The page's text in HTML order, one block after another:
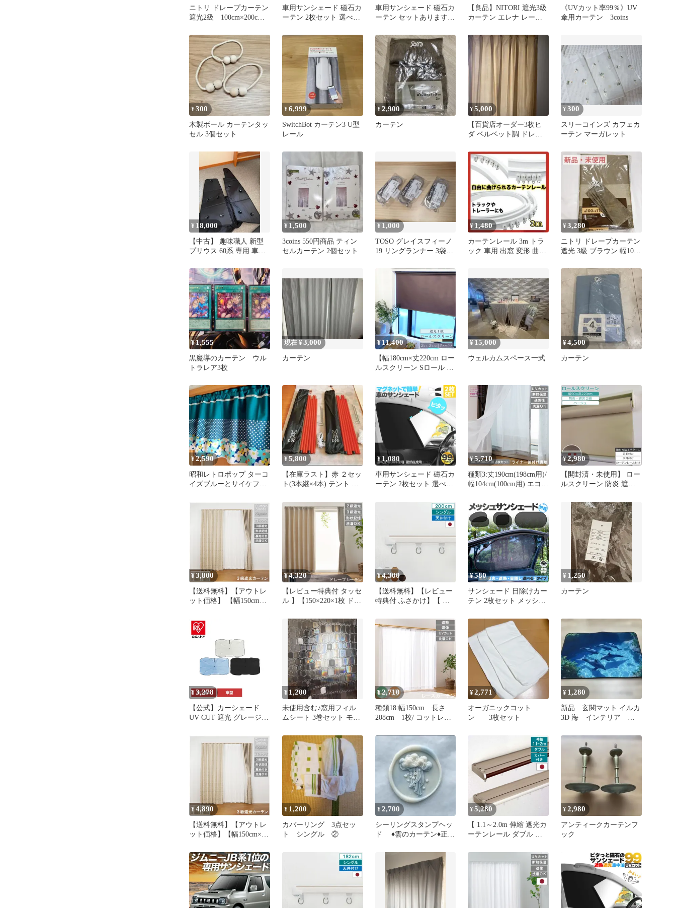
ニトリ ドレープカーテン
遮光2級 100cm×200cm 3
車用サンシェード 磁石カ
ーテン 2枚セット 選べる
UVカット 遮光 遮熱 車
軽量 40g 折りたたみ ひよ
け プライバシー保護 く
るま用 カーシェード カ
ー用品 紫外線 車中泊 車
内温度管理
車用サンシェード 磁石カ
ーテン セットあります
テン UVカット 遮光 遮熱
車 軽量 40g 折りたたみ
ひよけ プライバシー保護
くるま用 カーシェード
カー用品 紫外線 車中泊
車内温度管理
【良品】NITORI 遮光3級
カーテン エレナ レース
リ
《UVカット率99％》UV
傘用カーテン 3coins
¥300
木製ボール カーテンタッ
セル 3個セット
¥6,999
SwitchBot カーテン3 U型
レール
¥2,900
カーテン
¥5,000
【百貨店オーダー3枚ヒ
ダ ベルベット調 ドレー
セット
¥300
スリーコインズ カフェカ
ーテン マーガレット
¥ 18,000
【中古】 趣味職人 新型
プリウス 60系 専用 車カ
¥ 1,500
3coins 550円商品 ティン
セルカーテン 2個セット
¥ 1,000
TOSO グレイスフィーノ
19 リングランナー 3袋セ
¥ 1,480
カーテンレール 3m トラ
ック 車用 出窓 変形 曲が
¥3,280
ニトリ ドレープカーテン
遮光 3級 ブラウン 幅100×
¥1,555
黒魔導のカーテン ウル
トラレア3枚
現在 ¥3,000
カーテン
¥11,400
【幅180cm×丈220cm ロー
ルスクリーン Sロール 遮
TOSO ロールカーテン ロ
ールブラインド ロールス
クリーン ベーシック 3カ
ラー カーテンレール取付
可 高機能 北欧 韓国 イン
テリア シンプル おしゃ
れ 直送
¥ 15,000
ウェルカムスペース一式
¥4,500
カーテン
¥2,590
昭和レトロポップ ターコ
イズブルーとサイケフラ
¥5,800
【在庫ラスト】赤 ２セッ
ト(3本継×4本) テント タ
¥1,080
車用サンシェード 磁石カ
ーテン 2枚セット 選べる
UVカット 遮光 遮熱 車
軽量 40g 折りたたみ ひよ
け プライバシー保護 く
ー用品 紫外線 車中泊 車
内温度管理
¥5,710
種類3:丈190cm(198cm用)/
幅104cm(100cm用) エコフ
裏地 カーテン裏地 幅100
用 2Ｐ遮熱 断熱 UVカッ
ト 保温効果 洗濯可 ウォ
ッシャブル エコ 簡単装
着 直送 カズマ
¥2,980
【開封済・未使用】 ロー
ルスクリーン 防炎 遮光2
ア 無地 ベージュ 1枚
W90×H220cm 日本製
¥3,800
【送料無料】【アウトレ
ット価格】 【幅150cm×
シア 】 ドレープカーテ
ン エレガンス シリーズ 3
級遮光 カーテン 遮光 節
電 エレガント デザイン
遮光カーテン 厚地 省エ
ネ アジャスターフック
タッセル付 直送 ユニベ
ール
¥4,320
【レビュー特典付 タッセ
ル 】【150×220×1枚 ドレ
2級 3級 遮光 省エネ 節電
ウォッシャブル 形状記憶
加工 幅100 150cm 200cm
アジャスターフック タッ
セル 付き 洗える シンプ
ル 直送 ユニベール
¥4,300
【送料無料】【レビュー
特典付 ふさかけ】【 カ
シングル 2m 天井付け】
キャップストップ 指定サ
イズ 1.82m 2m 2.73m 3m
ンプル 簡単 省エネ 日本
¥580
サンシェード 日除けカー
テン 2枚セット メッシュ
ンシェード 折りたたみ
ひよけ UVカット 遮熱 遮
光 プライバシー保護 く
るま用 カーシェード カ
ー用品 紫外線
¥ 1,250
カーテン
¥3,278
【公式】カーシェード
UV CUT 遮光 グレージュ
ーシェード カーテン コ
ンパクト 無地 3WAYカー
シェード TMC056
¥ 1,200
未使用含む♪窓用フィル
ムシート 3巻セット モザ
ー
¥2,710
種類18:幅150cm 長さ
208cm 1枚/ コットレー
ット 選べる30サイズ 遮
熱 保温 ミラーレース 見
えにくい 遮像 洗える ウ
ォッシャブル 省エネ エ
コ プライバシー ミラー
レースカーテン プライバ
シー直送 ユニベール
¥2,771
オーガニックコット
ン 3枚セット
¥ 1,280
新品 玄関マット イルカ
3D 海 インテリア ト
¥4,890
【送料無料】【アウトレ
ット価格】【幅150cm×丈
ア 】 ドレープカーテン
エレガンス シリーズ 3級
遮光 カーテン 遮光 節電
エレガント デザイン 遮
光カーテン 厚地 省エネ
アジャスターフック タッ
¥ 1,200
カバーリング 3点セッ
ト シングル ②
¥2,700
シーリングスタンプヘッ
ド ♦︎雲のカーテン♦︎正規
¥5,280
【 1.1～2.0m 伸縮 遮光カ
ーテンレール ダブル 】
ー 遮光 遮音 静音 リネア
カバートップ 正面付け
カーテンレール 白 木目
ホワイト 木目ブラウン
¥2,980
アンティークカーテンフ
ック